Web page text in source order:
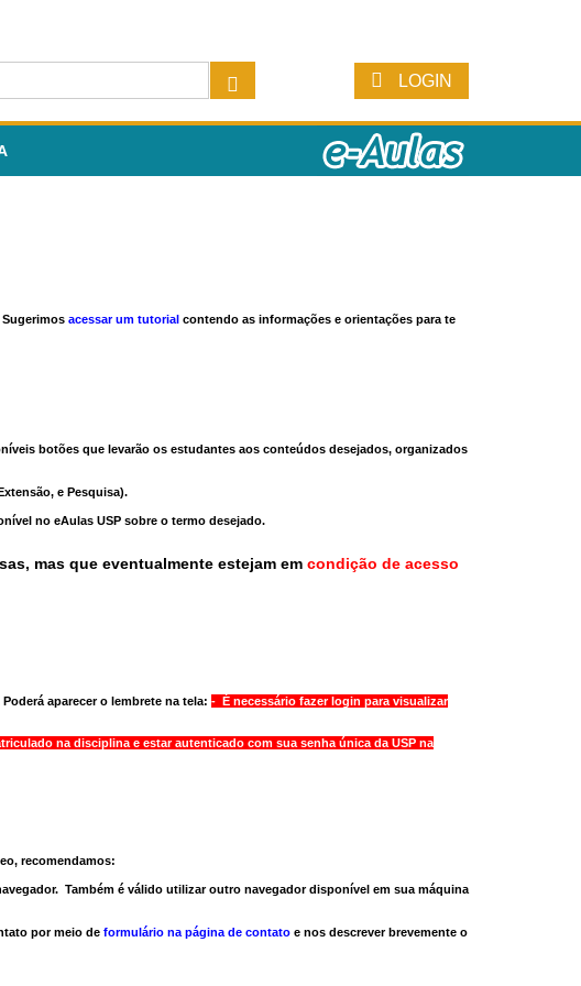
LOGIN
Sugerimos acessar um tutorial contendo as informações e orientações para te
botões que levarão os estudantes aos conteúdos desejados, organizados
e Pesquisa).
no eAulas USP sobre o termo desejado.
mas que eventualmente estejam em condição de acesso
aparecer o lembrete na tela: - É necessário fazer login para visualizar
na disciplina e estar autenticado com sua senha única da USP na
recomendamos:
Também é válido utilizar outro navegadordisponível em sua máquina
por meio de formulário na página de contato e nos descrever brevemente o